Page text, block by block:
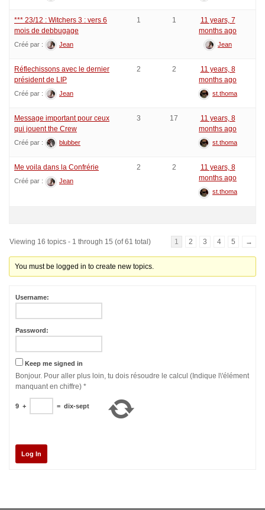
*** 23/12 : Witchers 3 : vers 6
mois de debbugage
Créé par : Jean
1 1
11 years, 7
months ago
Jean
Réflechissons avec le dernier
président de LIP
Créé par : Jean
2 2
11 years, 8
months ago
st.thoma
Message important pour ceux
qui jouent the Crew
Créé par : blubber
3 17
11 years, 8
months ago
st.thoma
Me voila dans la Confrérie
Créé par : Jean
2 2
11 years, 8
months ago
st.thoma
Viewing 16 topics - 1 through 15 (of 61 total) 1 2 3 4 5 →
You must be logged in to create new topics.
Username:
Password:
Keep me signed in
Bonjour. Pour aller plus loin, tu dois résoudre le calcul (Indique l\'élément
manquant en chiffre) *
9 + = dix-sept
Log In